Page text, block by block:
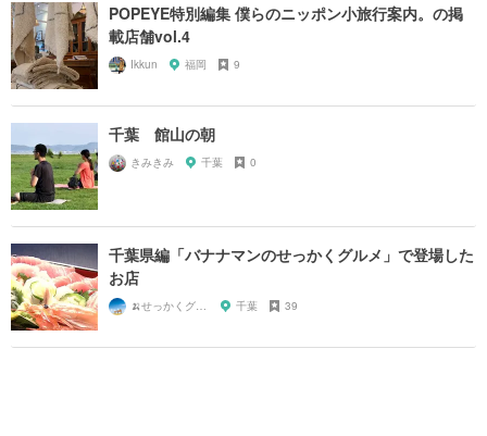
POPEYE特別編集 僕らのニッポン小旅行案内。の掲
載店舗vol.4
Ikkun 福岡 9
千葉 館山の朝
きみきみ 千葉 0
千葉県編「バナナマンのせっかくグルメ」で登場した
お店
🍌せっかくグルメまにあ🍌 千葉 39